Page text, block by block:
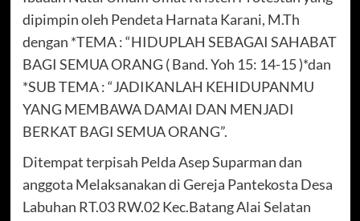
dipimpin oleh Pendeta Harnata Karani, M.Th
dengan *TEMA : “HIDUPLAH SEBAGAI SAHABAT
BAGI SEMUA ORANG ( Band. Yoh 15: 14-15 )*dan
*SUB TEMA : “JADIKANLAH KEHIDUPANMU
YANG MEMBAWA DAMAI DAN MENJADI
BERKAT BAGI SEMUA ORANG”.
Ditempat terpisah Pelda Asep Suparman dan
anggota Melaksanakan di Gereja Pantekosta Desa
Labuhan RT.03 RW.02 Kec.Batang Alai Selatan